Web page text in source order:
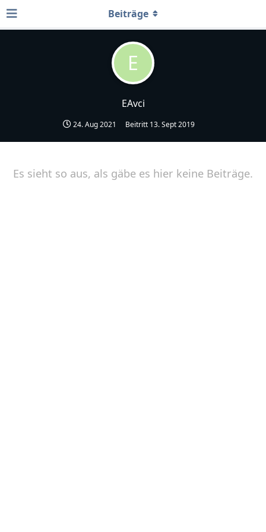
E
EAvci
24. Aug 2021 Beitritt 13. Sept 2019
Beiträge
Es sieht so aus, als gäbe es hier keine Beiträge.